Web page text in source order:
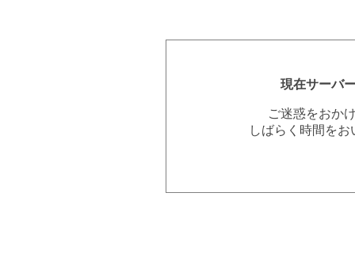
現在サーバ
ご迷惑をおか
しばらく時間を